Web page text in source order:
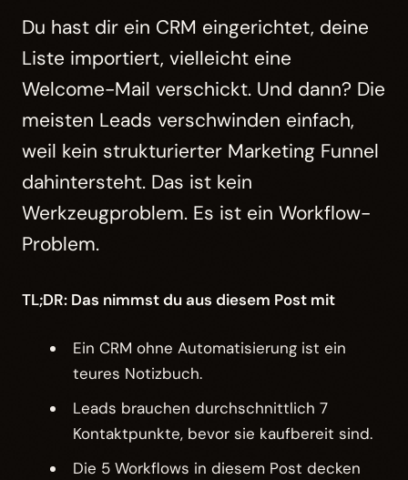
Du hast dir ein CRM eingerichtet, deine
Liste importiert, vielleicht eine
Welcome-Mail verschickt. Und dann? Die
meisten Leads verschwinden einfach,
weil kein strukturierter Marketing Funnel
dahintersteht. Das ist kein
Werkzeugproblem. Es ist ein Workflow-
Problem.
TL;DR: Das nimmst du aus diesem Post mit
Ein CRM ohne Automatisierung ist ein
teures Notizbuch.
Leads brauchen durchschnittlich 7
Kontaktpunkte, bevor sie kaufbereit sind.
Die 5 Workflows in diesem Post decken